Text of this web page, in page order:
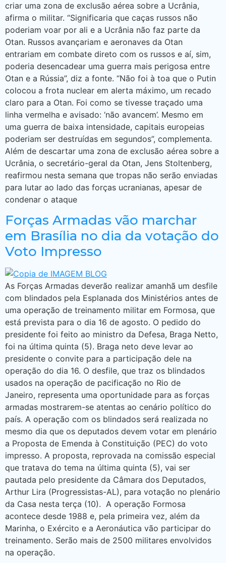
criar uma zona de exclusão aérea sobre a Ucrânia,
afirma o militar. “Significaria que caças russos não
poderiam voar por ali e a Ucrânia não faz parte da
Otan. Russos avançariam e aeronaves da Otan
entrariam em combate direto com os russos e aí, sim,
poderia desencadear uma guerra mais perigosa entre
Otan e a Rússia”, diz a fonte. “Não foi à toa que o Putin
colocou a frota nuclear em alerta máximo, um recado
claro para a Otan. Foi como se tivesse traçado uma
linha vermelha e avisado: ‘não avancem’. Mesmo em
uma guerra de baixa intensidade, capitais europeias
poderiam ser destruídas em segundos”, complementa.
Além de descartar uma zona de exclusão aérea sobre a
Ucrânia, o secretário-geral da Otan, Jens Stoltenberg,
reafirmou nesta semana que tropas não serão enviadas
para lutar ao lado das forças ucranianas, apesar de
condenar o ataque
Forças Armadas vão marchar
em Brasília no dia da votação do
Voto Impresso
As Forças Armadas deverão realizar amanhã um desfile
com blindados pela Esplanada dos Ministérios antes de
uma operação de treinamento militar em Formosa, que
está prevista para o dia 16 de agosto. O pedido do
presidente foi feito ao ministro da Defesa, Braga Netto,
foi na última quinta (5). Braga neto deve levar ao
presidente o convite para a participação dele na
operação do dia 16. O desfile, que traz os blindados
usados na operação de pacificação no Rio de
Janeiro, representa uma oportunidade para as forças
armadas mostrarem-se atentas ao cenário político do
país. A operação com os blindados será realizada no
mesmo dia que os deputados devem votar em plenário
a Proposta de Emenda à Constituição (PEC) do voto
impresso. A proposta, reprovada na comissão especial
que tratava do tema na última quinta (5), vai ser
pautada pelo presidente da Câmara dos Deputados,
Arthur Lira (Progressistas-AL), para votação no plenário
da Casa nesta terça (10). A operação Formosa
acontece desde 1988 e, pela primeira vez, além da
Marinha, o Exército e a Aeronáutica vão participar do
treinamento. Serão mais de 2500 militares envolvidos
na operação.